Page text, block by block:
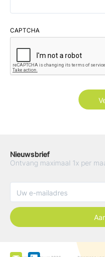
CAPTCHA
Nieuwsbrief
Ontvang maximaal 1x per